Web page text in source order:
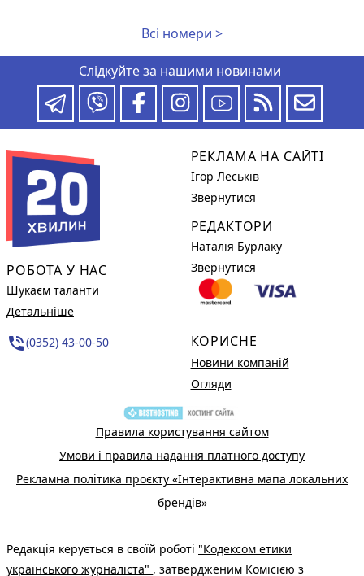
Всі номери >
Слідкуйте за нашими новинами
РОБОТА У НАС
Шукаєм таланти
Детальніше
phone_in_talk(0352) 43-00-50
РЕКЛАМА НА САЙТІ
Ігор Леськів
Звернутися
РЕДАКТОРИ
Наталія Бурлаку
Звернутися
КОРИСНЕ
Новини компаній
Огляди
Правила користування сайтом
Умови і правила надання платного доступу
Рекламна політика проєкту «Інтерактивна мапа локальних
брендів»
Редакція керується в своїй роботі "Кодексом етики
українського журналіста" , затвердженим Комісією з